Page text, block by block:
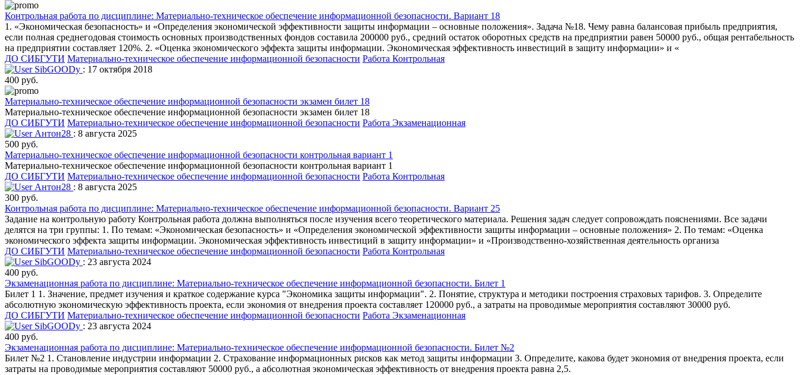
Контрольная работа по дисциплине: Материально-техническое обеспечение информационной безопасности. Вариант 18
1. «Экономическая безопасность» и «Определения экономической эффективности защиты информации – основные положения». Задача №18. Чему равна балансовая прибыль предприятия,
если полная среднегодовая стоимость основных производственных фондов составила 200000 руб., средний остаток оборотных средств на предприятии равен 50000 руб., общая рентабельность
на предприятии составляет 120%. 2. «Оценка экономического эффекта защиты информации. Экономическая эффективность инвестиций в защиту информации» и «
ДО СИБГУТИ Материально-техническое обеспечение информационной безопасности Работа Контрольная
SibGOODy : 17 октября 2018
400 руб.
Материально-техническое обеспечение информационной безопасности экзамен билет 18
Материально-техническое обеспечение информационной безопасности экзамен билет 18
ДО СИБГУТИ Материально-техническое обеспечение информационной безопасности Работа Экзаменационная
Антон28 : 8 августа 2025
500 руб.
Материально-техническое обеспечение информационной безопасности контрольная вариант 1
Материально-техническое обеспечение информационной безопасности контрольная вариант 1
ДО СИБГУТИ Материально-техническое обеспечение информационной безопасности Работа Контрольная
Антон28 : 8 августа 2025
300 руб.
Контрольная работа по дисциплине: Материально-техническое обеспечение информационной безопасности. Вариант 25
Задание на контрольную работу Контрольная работа должна выполняться после изучения всего теоретического материала. Решения задач следует сопровождать пояснениями. Все задачи
делятся на три группы: 1. По темам: «Экономическая безопасность» и «Определения экономической эффективности защиты информации – основные положения» 2. По темам: «Оценка
экономического эффекта защиты информации. Экономическая эффективность инвестиций в защиту информации» и «Производственно-хозяйственная деятельность организа
ДО СИБГУТИ Материально-техническое обеспечение информационной безопасности Работа Контрольная
SibGOODy : 23 августа 2024
400 руб.
Экзаменационная работа по дисциплине: Материально-техническое обеспечение информационной безопасности. Билет 1
Билет 1 1. Значение, предмет изучения и краткое содержание курса "Экономика защиты информации". 2. Понятие, структура и методики построения страховых тарифов. 3. Определите
абсолютную экономическую эффективность проекта, если экономия от внедрения проекта составляет 120000 руб., а затраты на проводимые мероприятия составляют 30000 руб.
ДО СИБГУТИ Материально-техническое обеспечение информационной безопасности Работа Экзаменационная
SibGOODy : 23 августа 2024
400 руб.
Экзаменационная работа по дисциплине: Материально-техническое обеспечение информационной безопасности. Билет №2
Билет №2 1. Становление индустрии информации 2. Страхование информационных рисков как метод защиты информации 3. Определите, какова будет экономия от внедрения проекта, если
затраты на проводимые мероприятия составляют 50000 руб., а абсолютная экономическая эффективность от внедрения проекта равна 2,5.